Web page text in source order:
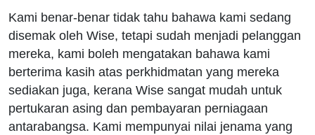
Kami benar-benar tidak tahu bahawa kami sedang
disemak oleh Wise, tetapi sudah menjadi pelanggan
mereka, kami boleh mengatakan bahawa kami
berterima kasih atas perkhidmatan yang mereka
sediakan juga, kerana Wise sangat mudah untuk
pertukaran asing dan pembayaran perniagaan
antarabangsa. Kami mempunyai nilai jenama yang